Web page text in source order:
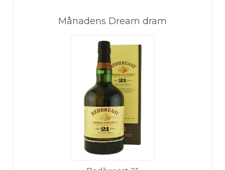
Månadens Dream dram